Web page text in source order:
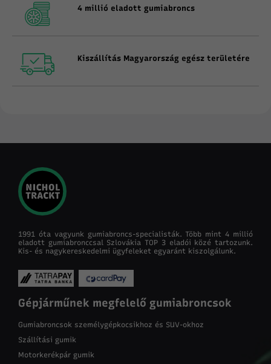
4 millió eladott gumiabroncs
Kiszállítás Magyarország egész területére
1991 óta vagyunk gumiabroncs-specialisták. Több mint 4 millió
eladott gumiabronccsal Szlovákia TOP 3 eladói közé tartozunk.
Kis- és nagykereskedelmi ügyfeleket egyaránt kiszolgálunk.
Gépjárműnek megfelelő gumiabroncsok
Gumiabroncsok személygépkocsikhoz és SUV-okhoz
Szállítási gumik
Motorkerékpár gumik